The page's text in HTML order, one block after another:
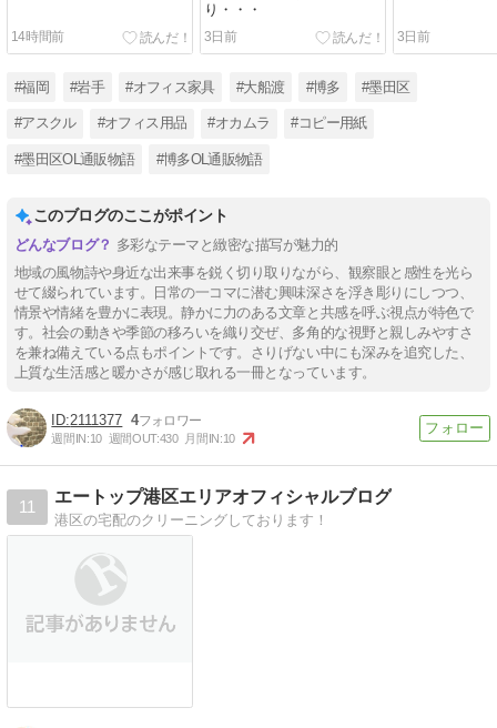
14時間前
り・・・
3日前
3日前
#福岡 #岩手 #オフィス家具 #大船渡 #博多 #墨田区
#アスクル #オフィス用品 #オカムラ #コピー用紙
#墨田区OL通販物語 #博多OL通販物語
このブログのここがポイント
多彩なテーマと緻密な描写が魅力的
地域の風物詩や身近な出来事を鋭く切り取りながら、観察眼と感性を光ら
せて綴られています。日常の一コマに潜む興味深さを浮き彫りにしつつ、
情景や情緒を豊かに表現。静かに力のある文章と共感を呼ぶ視点が特色で
す。社会の動きや季節の移ろいを織り交ぜ、多角的な視野と親しみやすさ
を兼ね備えている点もポイントです。さりげない中にも深みを追究した、
上質な生活感と暖かさが感じ取れる一冊となっています。
2111377 4
週間IN:10 週間OUT:430 月間IN:10
11
エートップ港区エリアオフィシャルブログ
港区の宅配のクリーニングしております！